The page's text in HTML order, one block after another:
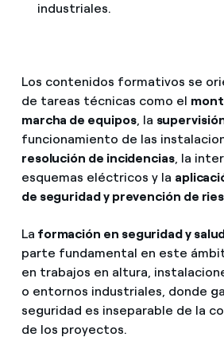
industriales.
Los contenidos formativos se
de tareas técnicas como el
marcha de equipos, la
funcionamiento de las
resolución de incidencias, la
esquemas eléctricos y la
de seguridad y prevención de
La formación en seguridad y
parte fundamental en este
en trabajos en altura,
o entornos industriales, donde
seguridad es inseparable de la
de los proyectos.